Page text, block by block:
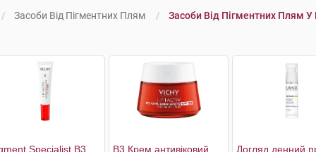
Засоби Від Пігментних Плям Засоби Від Пігментних Плям У